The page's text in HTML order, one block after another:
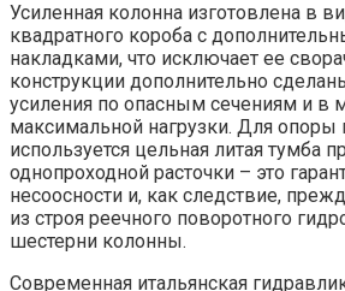
Усиленная колонна изготовлена в
квадратного короба с
накладками, что исключает ее
конструкции дополнительно
усиления по опасным сечениям и в
максимальной нагрузки. Для опоры
используется цельная литая тумба
однопроходной расточки – это
несоосности и, как следствие,
из строя реечного поворотного
шестерни колонны.
Современная итальянская